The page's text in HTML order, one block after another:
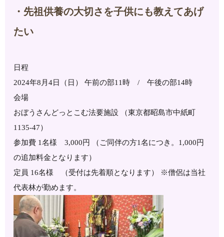
・先祖供養の大切さを子供にも教えてあげ
たい
日程
2024年8月4日（日） 午前の部11時 / 午後の部14時
会場
おぼうさんどっとこむ法要施設 （東京都昭島市中紙町
1135-47）
参加費 1名様 3,000円 （ご同伴の方1名につき。1,000円
の追加料金となります）
定員 16名様 （受付は先着順となります） ※僧侶は当社
代表林が勤めます。